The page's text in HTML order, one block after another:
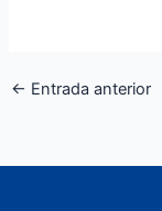
← Entrada anterior